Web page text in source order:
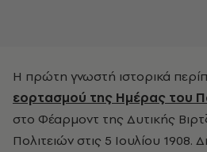
Η πρώτη γνωστή ιστορικά
εορτασμού της Ημέρας του
στο Φέαρμοντ της Δυτικής
Πολιτειών στις 5 Ιουλίου